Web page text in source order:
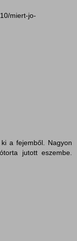
miert-jo-
a fejemből. Nagyon
jutott eszembe.